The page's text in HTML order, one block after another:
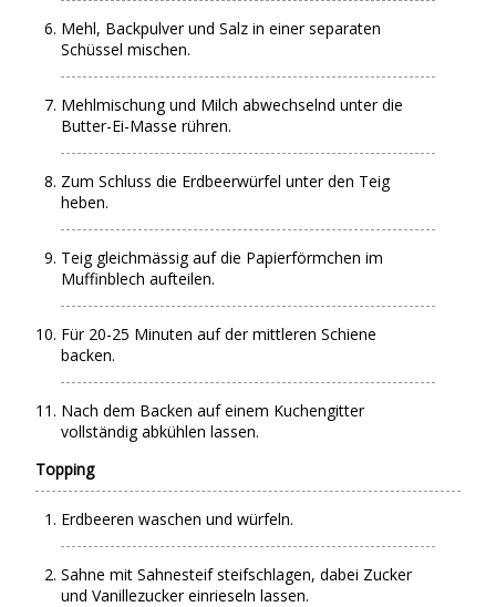
Mehl, Backpulver und Salz in einer separaten
Schüssel mischen.
Mehlmischung und Milch abwechselnd unter die
Butter-Ei-Masse rühren.
Zum Schluss die Erdbeerwürfel unter den Teig
heben.
Teig gleichmässig auf die Papierförmchen im
Muffinblech aufteilen.
Für 20-25 Minuten auf der mittleren Schiene
backen.
Nach dem Backen auf einem Kuchengitter
vollständig abkühlen lassen.
Topping
Erdbeeren waschen und würfeln.
Sahne mit Sahnesteif steifschlagen, dabei Zucker
und Vanillezucker einrieseln lassen.